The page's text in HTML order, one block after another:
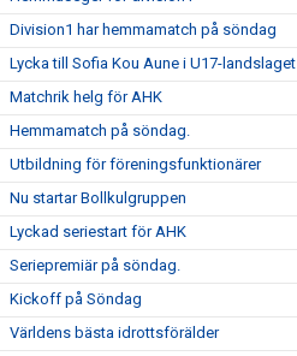
Division1 har hemmamatch på söndag
Lycka till Sofia Kou Aune i U17-landslaget
Matchrik helg för AHK
Hemmamatch på söndag.
Utbildning för föreningsfunktionärer
Nu startar Bollkulgruppen
Lyckad seriestart för AHK
Seriepremiär på söndag.
Kickoff på Söndag
Världens bästa idrottsförälder